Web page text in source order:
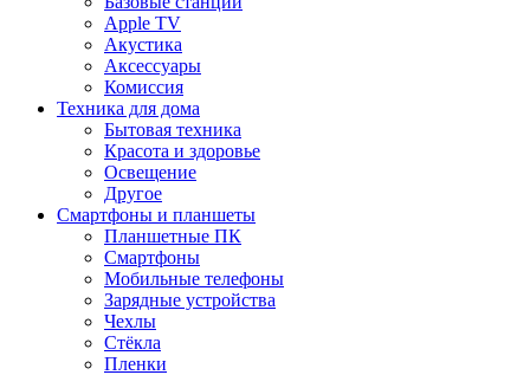
Apple TV
Акустика
Аксессуары
Комиссия
Техника для дома
Бытовая техника
Красота и здоровье
Освещение
Другое
Смартфоны и планшеты
Планшетные ПК
Смартфоны
Мобильные телефоны
Зарядные устройства
Чехлы
Стёкла
Пленки